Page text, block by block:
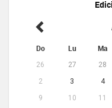
Do Lu Ma
26 27 28
2
3 4
9
10 11